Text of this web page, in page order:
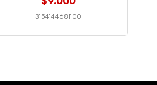
3154144681100